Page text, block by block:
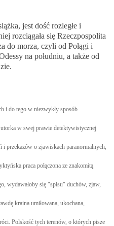
jest dość rozległe i
rozciągała się Rzeczpospolita
do morza, czyli od Połągi i
na południu, a także od
i do tego w niezwykły sposób
w swej prawie detektywistycznej
i przekazów o zjawiskach paranormalnych,
praca połączona ze znakomitą
wydawałoby się "spisu" duchów, zjaw,
kraina umiłowana, ukochana,
Polskość tych terenów, o których pisze